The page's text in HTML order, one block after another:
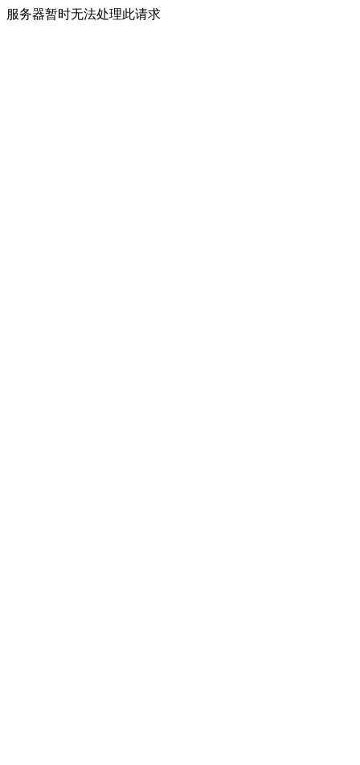
服务器暂时无法处理此请求